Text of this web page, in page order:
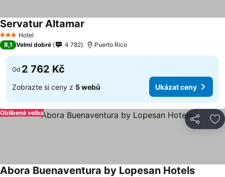
3 Počet hvězdiček
Hotel
Servatur Altamar
8,1 Velmi dobré 4 782 Puerto Rico
Od 2 762 Kč
Zobrazte si ceny z 5 webů Ukázat ceny
Sdílet
Oblíbená volba
Abora Buenaventura by Lopesan Hotels